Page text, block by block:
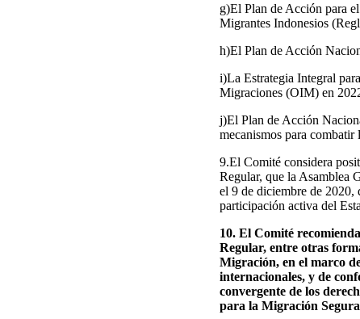
g)El Plan de Acción para
Migrantes Indonesios
h)El Plan de Acción
i)La Estrategia Integral
Migraciones (OIM) en
j)El Plan de Acción
mecanismos para combatir
9.El Comité considera
Regular, que la Asamblea
el 9 de diciembre de 2020,
participación activa del
10. El Comité
Regular, entre otras
Migración, en el marco
internacionales, y de
convergente de los
para la Migración